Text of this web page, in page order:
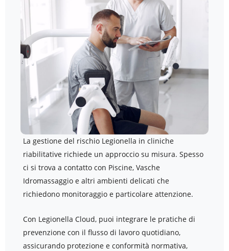
La gestione del rischio Legionella in cliniche
riabilitative richiede un approccio su misura. Spesso
ci si trova a contatto con Piscine, Vasche
Idromassaggio e altri ambienti delicati che
richiedono monitoraggio e particolare attenzione.
Con Legionella Cloud, puoi integrare le pratiche di
prevenzione con il flusso di lavoro quotidiano,
assicurando protezione e conformità normativa,